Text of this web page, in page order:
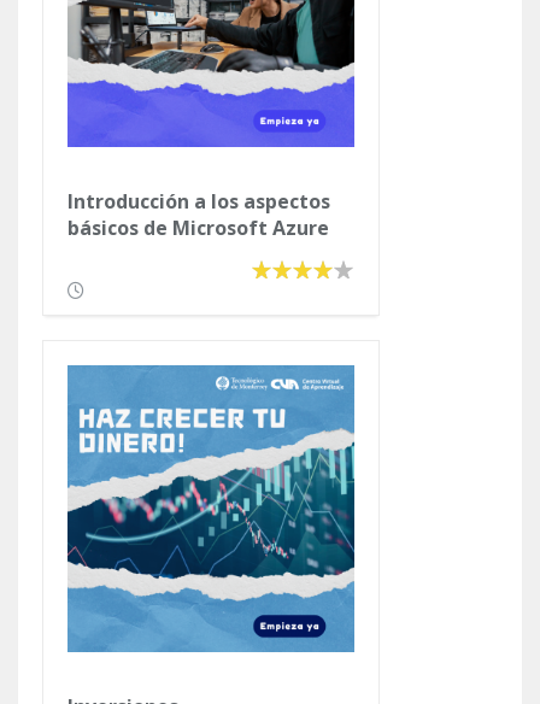
Introducción a los aspectos
básicos de Microsoft Azure